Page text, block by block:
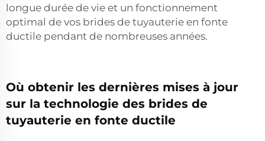
longue durée de vie et un fonctionnement
optimal de vos brides de tuyauterie en fonte
ductile pendant de nombreuses années.
Où obtenir les dernières mises à jour
sur la technologie des brides de
tuyauterie en fonte ductile